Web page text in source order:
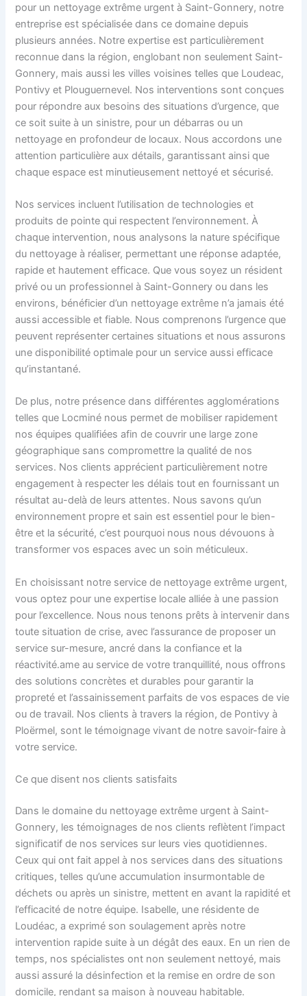
pour un nettoyage extrême urgent à Saint-Gonnery, notre
entreprise est spécialisée dans ce domaine depuis
plusieurs années. Notre expertise est particulièrement
reconnue dans la région, englobant non seulement Saint-
Gonnery, mais aussi les villes voisines telles que Loudeac,
Pontivy et Plouguernevel. Nos interventions sont conçues
pour répondre aux besoins des situations d’urgence, que
ce soit suite à un sinistre, pour un débarras ou un
nettoyage en profondeur de locaux. Nous accordons une
attention particulière aux détails, garantissant ainsi que
chaque espace est minutieusement nettoyé et sécurisé.
Nos services incluent l’utilisation de technologies et
produits de pointe qui respectent l’environnement. À
chaque intervention, nous analysons la nature spécifique
du nettoyage à réaliser, permettant une réponse adaptée,
rapide et hautement efficace. Que vous soyez un résident
privé ou un professionnel à Saint-Gonnery ou dans les
environs, bénéficier d’un nettoyage extrême n’a jamais été
aussi accessible et fiable. Nous comprenons l’urgence que
peuvent représenter certaines situations et nous assurons
une disponibilité optimale pour un service aussi efficace
qu’instantané.
De plus, notre présence dans différentes agglomérations
telles que Locminé nous permet de mobiliser rapidement
nos équipes qualifiées afin de couvrir une large zone
géographique sans compromettre la qualité de nos
services. Nos clients apprécient particulièrement notre
engagement à respecter les délais tout en fournissant un
résultat au-delà de leurs attentes. Nous savons qu’un
environnement propre et sain est essentiel pour le bien-
être et la sécurité, c’est pourquoi nous nous dévouons à
transformer vos espaces avec un soin méticuleux.
En choisissant notre service de nettoyage extrême urgent,
vous optez pour une expertise locale alliée à une passion
pour l’excellence. Nous nous tenons prêts à intervenir dans
toute situation de crise, avec l’assurance de proposer un
service sur-mesure, ancré dans la confiance et la
réactivité.ame au service de votre tranquillité, nous offrons
des solutions concrètes et durables pour garantir la
propreté et l’assainissement parfaits de vos espaces de vie
ou de travail. Nos clients à travers la région, de Pontivy à
Ploërmel, sont le témoignage vivant de notre savoir-faire à
votre service.
Ce que disent nos clients satisfaits
Dans le domaine du nettoyage extrême urgent à Saint-
Gonnery, les témoignages de nos clients reflètent l’impact
significatif de nos services sur leurs vies quotidiennes.
Ceux qui ont fait appel à nos services dans des situations
critiques, telles qu’une accumulation insurmontable de
déchets ou après un sinistre, mettent en avant la rapidité et
l’efficacité de notre équipe. Isabelle, une résidente de
Loudéac, a exprimé son soulagement après notre
intervention rapide suite à un dégât des eaux. En un rien de
temps, nos spécialistes ont non seulement nettoyé, mais
aussi assuré la désinfection et la remise en ordre de son
domicile, rendant sa maison à nouveau habitable.